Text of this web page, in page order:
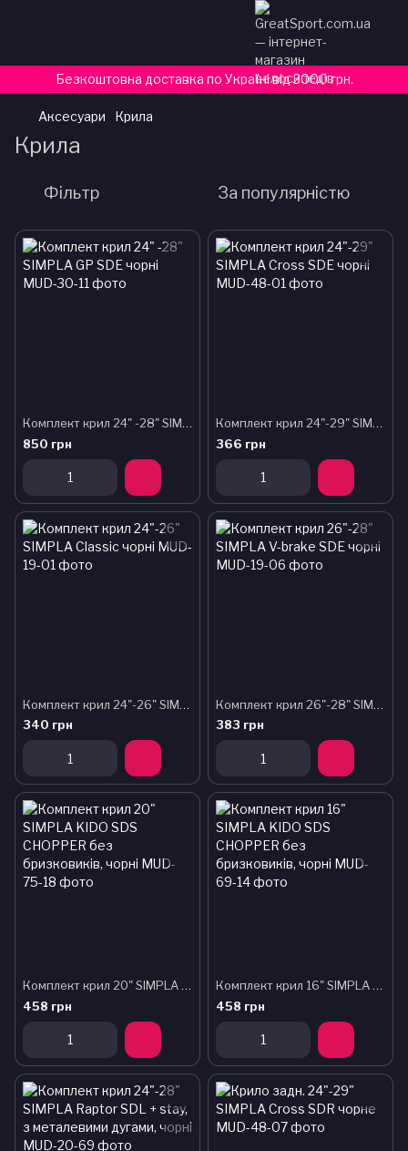
Безкоштовна доставка по Україні від 3000 грн.
Аксесуари Крила
Крила
Фільтр За популярністю
Комплект крил 24" -28" SIMPLA GP SDE чорні
850 грн
Комплект крил 24"-29" SIMPLA Cross SDE чорні
366 грн
Комплект крил 24"-26" SIMPLA Classic чорні
340 грн
Комплект крил 26"-28" SIMPLA V-brake SDE чорні
383 грн
Комплект крил 20" SIMPLA KIDO SDS CHOPPER без бризковиків, чорні
458 грн
Комплект крил 16" SIMPLA KIDO SDS CHOPPER без бризковиків, чорні
458 грн